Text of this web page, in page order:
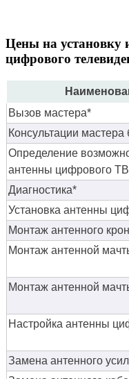
Цены на установку
цифрового
Вызов мастера*
Консультации мастера
Определение
антенны цифрового ТВ
Диагностика*
Установка антенны
Монтаж антенного
Монтаж антенной
Монтаж антенной
Настройка антенны
Замена антенного